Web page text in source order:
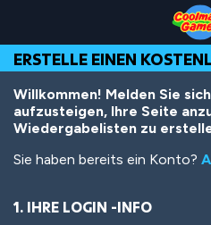
Top
of
Page
Navigation
Main
Content
Footer
Inhalt
ERSTELLE EINEN
Willkommen! Melden Sie
aufzusteigen, Ihre Seite
Wiedergabelisten zu
Sie haben bereits ein Konto?
1. IHRE LOGIN -INFO